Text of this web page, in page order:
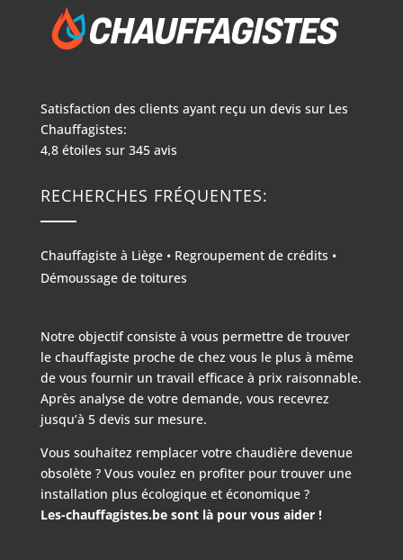
Satisfaction des clients ayant reçu un devis sur Les
Chauffagistes:
4,8étoiles sur 345avis
RECHERCHES FRÉQUENTES:
Chauffagiste à Liège• Regroupement de crédits •
Démoussage de toitures
Notre objectif consiste à vous permettre de trouver
le chauffagiste proche de chez vous le plus à même
de vous fournir un travail efficace à prix raisonnable.
Après analyse de votre demande, vous recevrez
jusqu’à 5 devis sur mesure.
Vous souhaitez remplacer votre chaudière devenue
obsolète ? Vous voulez en profiter pour trouver une
installation plus écologique et économique ?
Les-chauffagistes.be sont là pour vous aider !